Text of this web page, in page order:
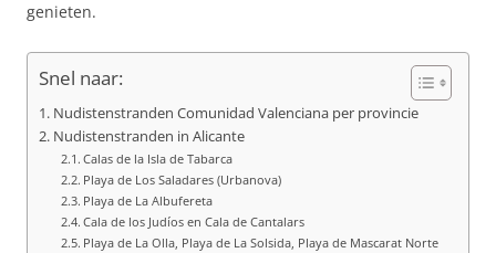
genieten.
Snel naar:
Nudistenstranden Comunidad Valenciana per provincie
Nudistenstranden in Alicante
Calas de la Isla de Tabarca
Playa de Los Saladares (Urbanova)
Playa de La Albufereta
Cala de los Judíos en Cala de Cantalars
Playa de La Olla, Playa de La Solsida, Playa de Mascarat Norte